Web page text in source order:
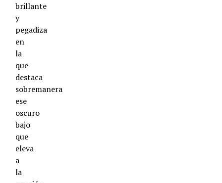
brillante
y
pegadiza
en
la
que
destaca
sobremanera
ese
oscuro
bajo
que
eleva
a
la